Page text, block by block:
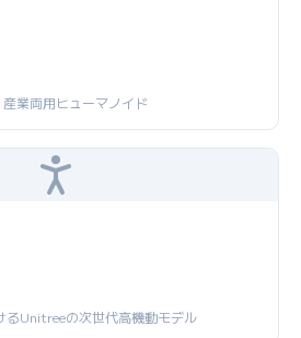
業両用ヒューマノイド
るUnitreeの次世代高機動モデル